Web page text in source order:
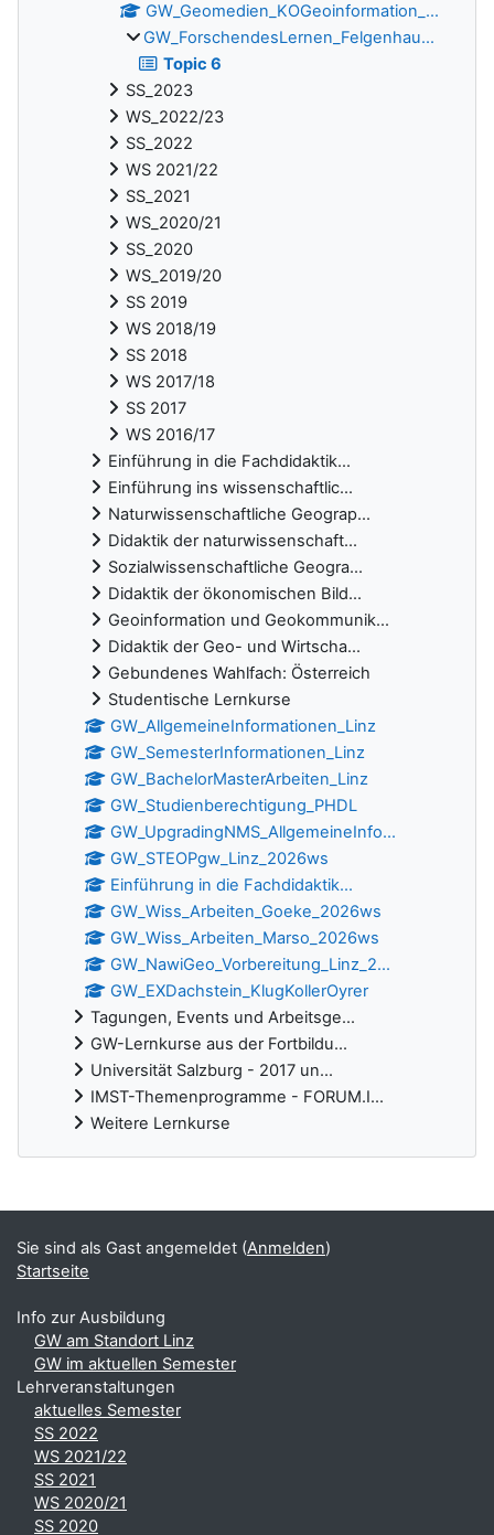
GW_Geomedien_KOGeoinformation_...
GW_ForschendesLernen_Felgenhau...
Topic 6
SS_2023
WS_2022/23
SS_2022
WS 2021/22
SS_2021
WS_2020/21
SS_2020
WS_2019/20
SS 2019
WS 2018/19
SS 2018
WS 2017/18
SS 2017
WS 2016/17
Einführung in die Fachdidaktik...
Einführung ins wissenschaftlic...
Naturwissenschaftliche Geograp...
Didaktik der naturwissenschaft...
Sozialwissenschaftliche Geogra...
Didaktik der ökonomischen Bild...
Geoinformation und Geokommunik...
Didaktik der Geo- und Wirtscha...
Gebundenes Wahlfach: Österreich
Studentische Lernkurse
GW_AllgemeineInformationen_Linz
GW_SemesterInformationen_Linz
GW_BachelorMasterArbeiten_Linz
GW_Studienberechtigung_PHDL
GW_UpgradingNMS_AllgemeineInfo...
GW_STEOPgw_Linz_2026ws
Einführung in die Fachdidaktik...
GW_Wiss_Arbeiten_Goeke_2026ws
GW_Wiss_Arbeiten_Marso_2026ws
GW_NawiGeo_Vorbereitung_Linz_2...
GW_EXDachstein_KlugKollerOyrer
Tagungen, Events und Arbeitsge...
GW-Lernkurse aus der Fortbildu...
Universität Salzburg - 2017 un...
IMST-Themenprogramme - FORUM.I...
Weitere Lernkurse
Ergänzungsblöcke
Sie sind als Gast angemeldet (Anmelden)
Startseite
Info zur Ausbildung
GW am Standort Linz
GW im aktuellen Semester
Lehrveranstaltungen
aktuelles Semester
SS 2022
WS 2021/22
SS 2021
WS 2020/21
SS 2020